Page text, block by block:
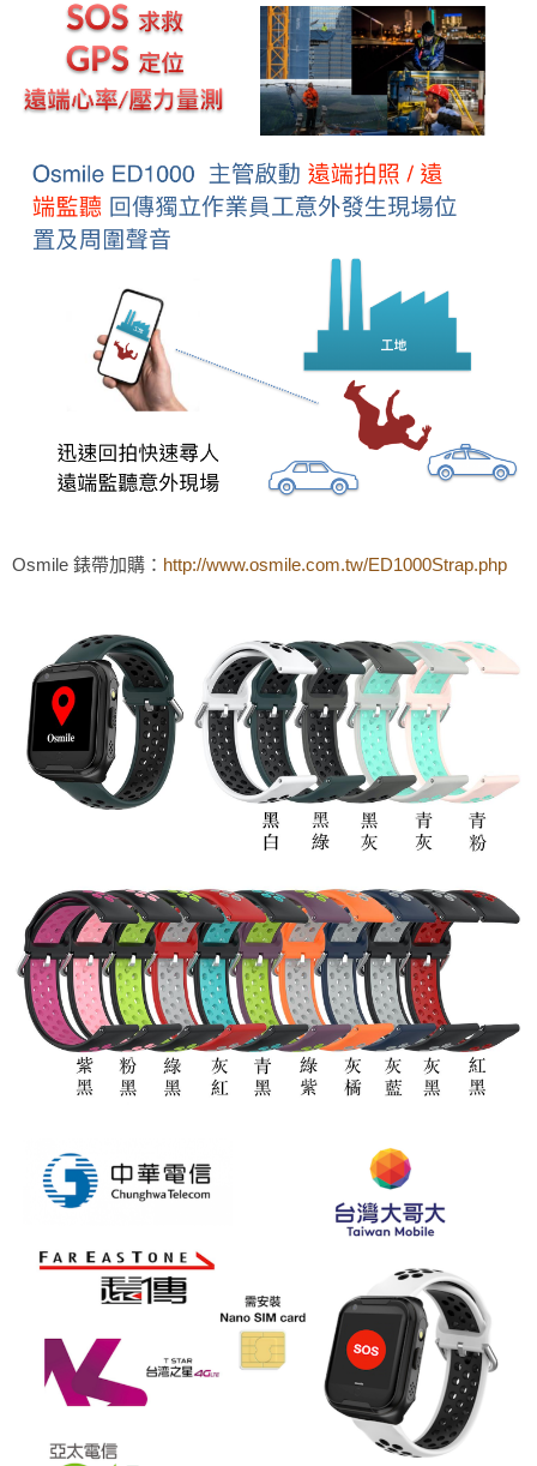
Osmile 錶帶加購： http://www.osmile.com.tw/ED1000Strap.php